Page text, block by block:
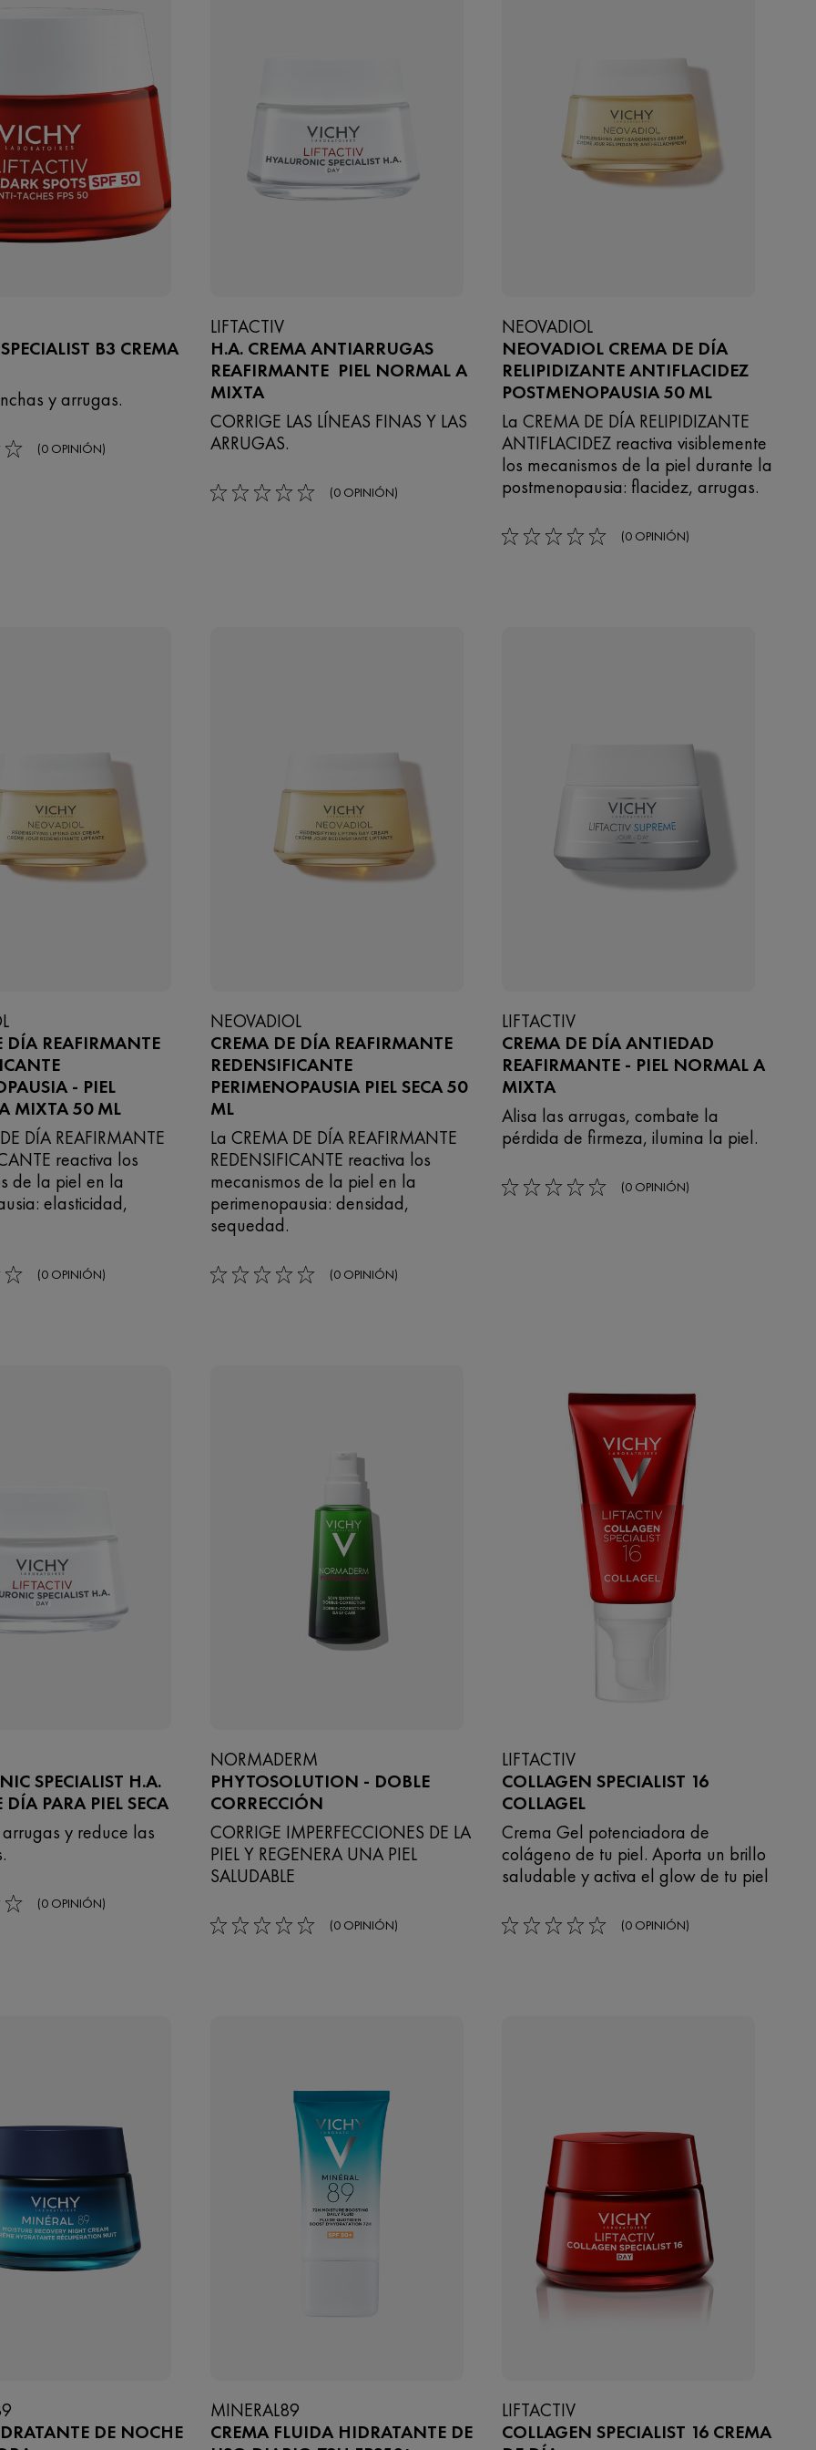
B3 CREMA
y arrugas.
(0 OPINIÓN)
LIFTACTIV
H.A. CREMA ANTIARRUGAS
REAFIRMANTE PIEL NORMAL A
MIXTA
CORRIGE LAS LÍNEAS FINAS Y LAS
ARRUGAS.
0/5 (0 OPINIÓN)
NEOVADIOL
NEOVADIOL CREMA DE DÍA
RELIPIDIZANTE ANTIFLACIDEZ
POSTMENOPAUSIA 50 ML
La CREMA DE DÍA RELIPIDIZANTE
ANTIFLACIDEZ reactiva visiblemente
los mecanismos de la piel durante la
postmenopausia: flacidez, arrugas.
0/5 (0 OPINIÓN)
DÍA REAFIRMANTE
- PIEL
MIXTA 50 ML
DÍA REAFIRMANTE
reactiva los
de la piel en la
elasticidad,
(0 OPINIÓN)
NEOVADIOL
CREMA DE DÍA REAFIRMANTE
REDENSIFICANTE
PERIMENOPAUSIA PIEL SECA 50
ML
La CREMA DE DÍA REAFIRMANTE
REDENSIFICANTE reactiva los
mecanismos de la piel en la
perimenopausia: densidad,
sequedad.
0/5 (0 OPINIÓN)
LIFTACTIV
CREMA DE DÍA ANTIEDAD
REAFIRMANTE - PIEL NORMAL A
MIXTA
Alisa las arrugas, combate la
pérdida de firmeza, ilumina la piel.
0/5 (0 OPINIÓN)
SPECIALIST H.A.
DÍA PARA PIEL SECA
y reduce las
(0 OPINIÓN)
NORMADERM
PHYTOSOLUTION - DOBLE
CORRECCIÓN
CORRIGE IMPERFECCIONES DE LA
PIEL Y REGENERA UNA PIEL
SALUDABLE
0/5 (0 OPINIÓN)
LIFTACTIV
COLLAGEN SPECIALIST 16
COLLAGEL​
Crema Gel potenciadora de
colágeno de tu piel. Aporta un brillo
saludable y activa el glow de tu piel
0/5 (0 OPINIÓN)
DE NOCHE
MINERAL89
CREMA FLUIDA HIDRATANTE DE
LIFTACTIV
COLLAGEN SPECIALIST 16 CREMA